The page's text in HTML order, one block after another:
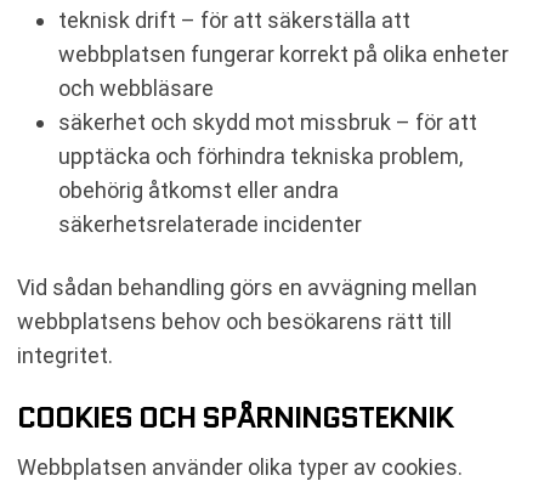
teknisk drift – för att säkerställa att
webbplatsen fungerar korrekt på olika enheter
och webbläsare
säkerhet och skydd mot missbruk – för att
upptäcka och förhindra tekniska problem,
obehörig åtkomst eller andra
säkerhetsrelaterade incidenter
Vid sådan behandling görs en avvägning mellan
webbplatsens behov och besökarens rätt till
integritet.
COOKIES OCH SPÅRNINGSTEKNIK
Webbplatsen använder olika typer av cookies.